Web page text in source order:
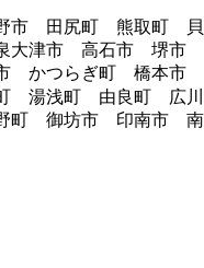
市 田尻町 熊取町 貝
大津市 高石市 堺市
かつらぎ町 橋本市
湯浅町 由良町 広川
町 御坊市 印南市 南